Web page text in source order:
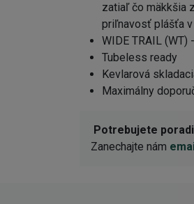
zatiaľ čo mäkkšia
priľnavosť plášťa v
WIDE TRAIL
Tubeless ready
Kevlarová
Maximálny
Potrebujete
Zanechajte nám